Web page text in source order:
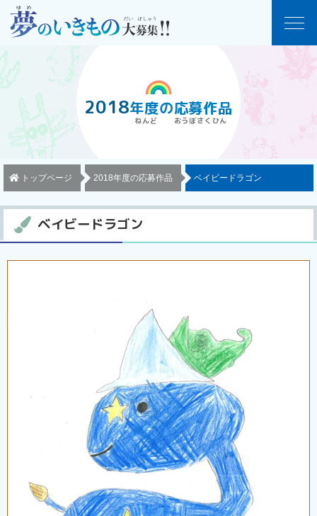
2018年度の応募作品
トップページ 2018年度の応募作品 ベイビードラゴン
ベイビードラゴン